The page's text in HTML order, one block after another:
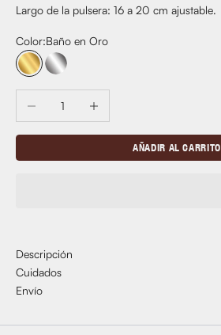
Largo de la pulsera: 16 a 20 cm ajustable.
Color:Baño en Oro
Baño en OroBaño en Plata
Reducir cantidadAumentar cantidad
AÑADIR AL CARRITO
Descripción
Cuidados
Envío